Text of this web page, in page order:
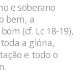
e soberano
bem, a
(cf. Lc 18-19),
a glória,
e todo o